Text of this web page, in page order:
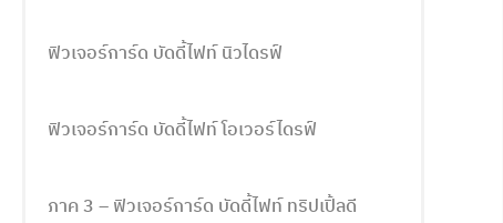
ฟิวเจอร์การ์ด บัดดี้ไฟท์ นิวไดรฟ์
ฟิวเจอร์การ์ด บัดดี้ไฟท์ โอเวอร์ไดรฟ์
ภาค 3 – ฟิวเจอร์การ์ด บัดดี้ไฟท์ ทริปเปิ้ลดี